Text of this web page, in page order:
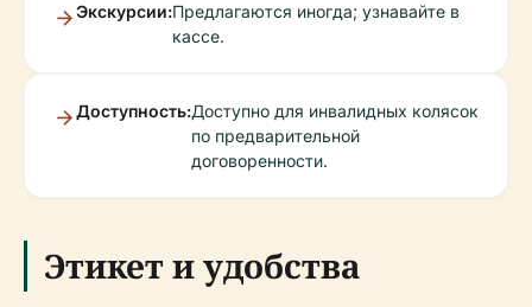
Экскурсии:Предлагаются иногда; узнавайте в
кассе.
Доступность:Доступно для инвалидных колясок
по предварительной
договоренности.
Этикет и удобства